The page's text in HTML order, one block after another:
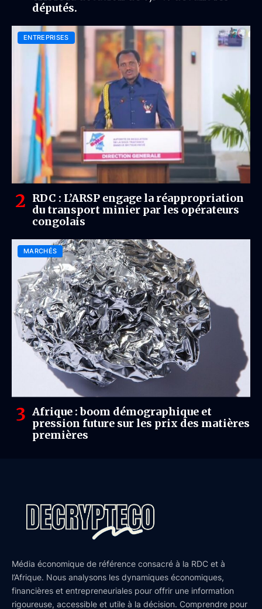
députés.
ENTREPRISES
RDC : L’ARSP engage la réappropriation
du transport minier par les opérateurs
congolais
MARCHÉS
Afrique : boom démographique et
pression future sur les prix des matières
premières
Média économique de référence consacré à la RDC et à
l’Afrique. Nous analysons les dynamiques économiques,
financières et entrepreneuriales pour offrir une information
rigoureuse, accessible et utile à la décision. Comprendre pour